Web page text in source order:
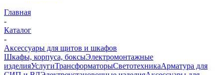
Главная
-
Каталог
-
Аксессуары для щитов и шкафов
Шкафы, корпуса, боксыЭлектромонтажные
изделияУслугиТрансформаторыСветотехникаАрматура для